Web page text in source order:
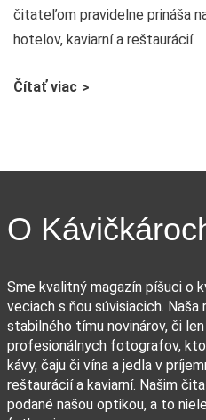
čitateľom pravidelne prináša
hotelov, kaviarní a reštaurácií.
Čítať viac
O
Sme kvalitný magazín píšuci o
veciach s ňou súvisiacich.
stabilného tímu novinárov, či
profesionálnych fotografov,
kávy, čaju či vína a jedla v
reštaurácií a kaviarní. Našim
podané našou optikou, a to